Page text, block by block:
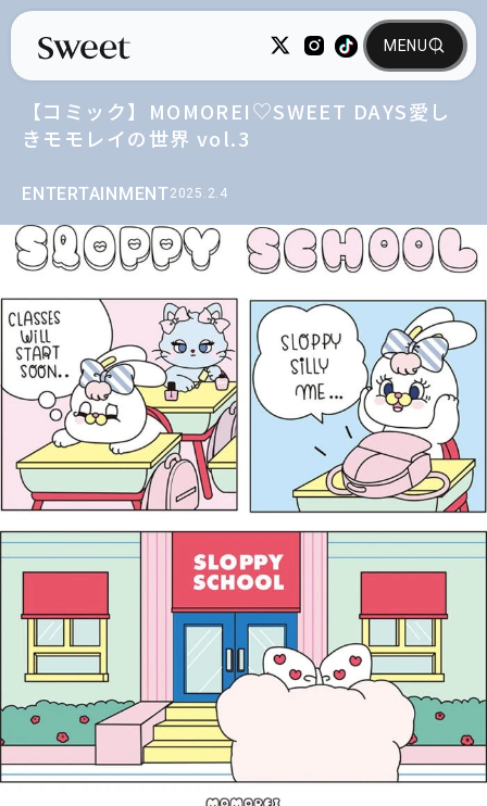
ENTERTAINMENT2025.2.4
【コミック】MOMOREI♡SWEET DAYS愛し
きモモレイの世界 vol.3